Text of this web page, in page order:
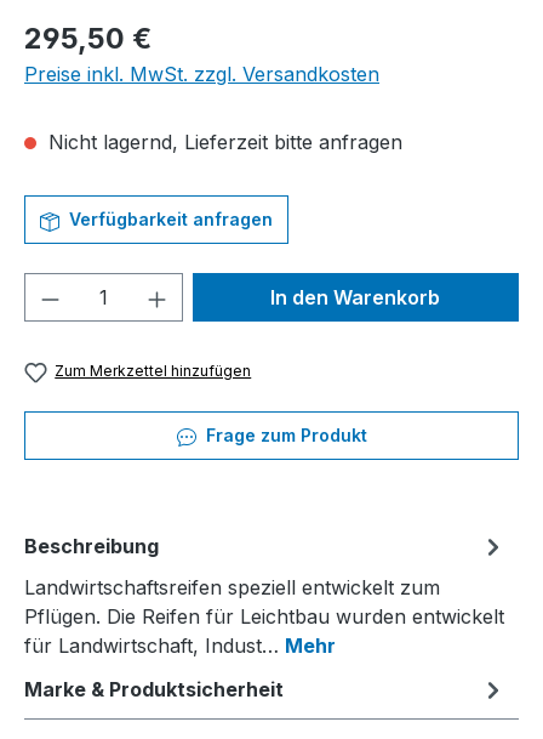
Regulärer Preis:
295,50 €
Preise inkl. MwSt. zzgl. Versandkosten
Nicht lagernd, Lieferzeit bitte anfragen
Verfügbarkeit anfragen
Produkt Anzahl: Gib denIn den Warenkorb
Zum Merkzettel hinzufügen
Frage zum Produkt
Beschreibung
Landwirtschaftsreifen speziell entwickelt zum
Pflügen. Die Reifen für Leichtbau wurden entwickelt
für Landwirtschaft, Indust… Mehr
Marke & Produktsicherheit